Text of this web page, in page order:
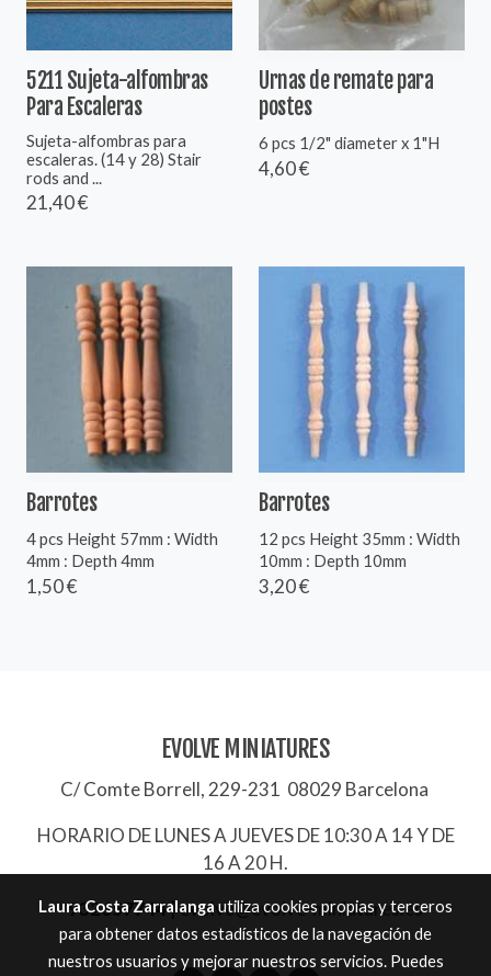
5211 Sujeta-alfombras
Para Escaleras
Sujeta-alfombras para
escaleras. (14 y 28) Stair
rods and ...
21,40 €
Urnas de remate para
postes
6 pcs 1/2" diameter x 1"H
4,60 €
Barrotes
4 pcs Height 57mm : Width
4mm : Depth 4mm
1,50 €
Barrotes
12 pcs Height 35mm : Width
10mm : Depth 10mm
3,20 €
EVOLVE MINIATURES
C/ Comte Borrell, 229-231 08029 Barcelona
HORARIO DE LUNES A JUEVES DE 10:30 A 14 Y DE
16 A 20 H.
932657744|evolve@evolve-miniatures.es
Laura Costa Zarralanga utiliza cookies propias y terceros
para obtener datos estadísticos de la navegación de
nuestros usuarios y mejorar nuestros servicios. Puedes